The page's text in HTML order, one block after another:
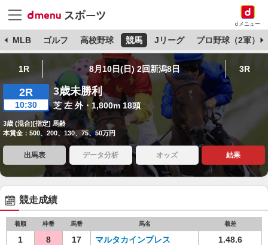
dメニュー
MLB ゴルフ 高校野球 競馬 Jリーグ プロ野球（2軍）
1R 8月10日(日) 2回新潟8日 3R
2R
10:30
3歳未勝利
芝 左 外・1,800m 18頭
3歳 (混合)[指定] 馬齢
本賞金：500、200、130、75、50万円
出馬表 データ分析 オッズ 結果
競走成績
着順 枠番 馬番 馬名 着差
1 8 17 マルタカインプレス
1.48.6